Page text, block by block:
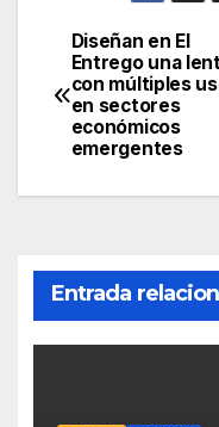
de
entradas
Diseñan en El
Entrego una
con múltiples
en sectores
económicos
emergentes
Entrada